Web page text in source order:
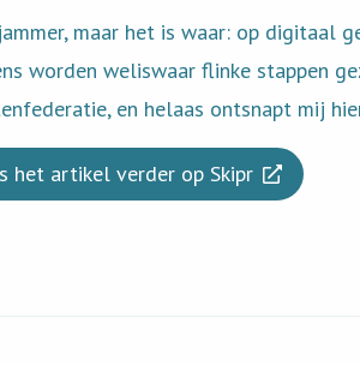
maar het is waar: op digitaal
worden weliswaar flinke stappen
en helaas ontsnapt mij
het artikel verder op Skipr